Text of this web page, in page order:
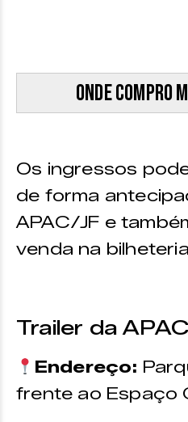
Onde compro
Os ingressos
de forma
APAC/JF e
venda na
Trailer da APAC
Endereço:
frente ao Espaço